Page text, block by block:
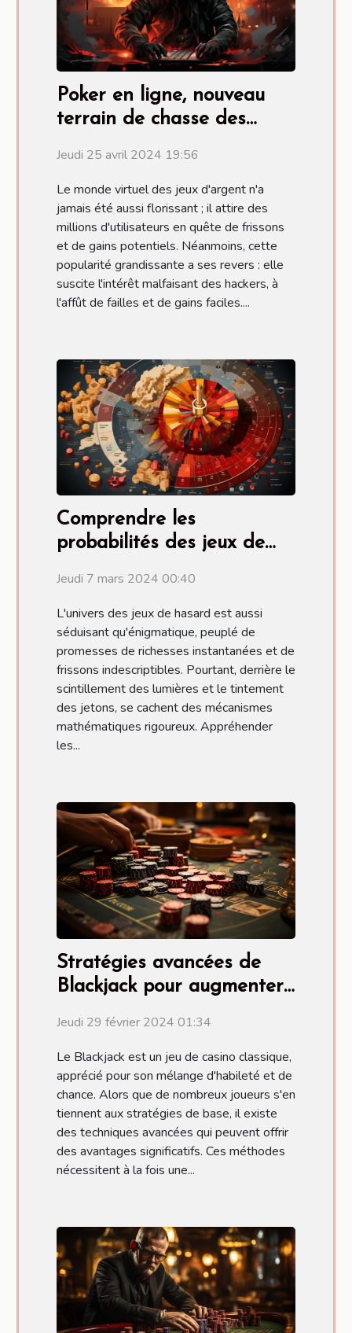
Poker en ligne, nouveau
terrain de chasse des
Jeudi 25 avril 2024 19:56
Le monde virtuel des jeux d'argent n'a
jamais été aussi florissant ; il attire des
millions d'utilisateurs en quête de frissons
et de gains potentiels. Néanmoins, cette
popularité grandissante a ses revers : elle
suscite l'intérêt malfaisant des hackers, à
l'affût de failles et de gains faciles....
Comprendre les
probabilités des jeux de
Jeudi 7 mars 2024 00:40
L'univers des jeux de hasard est aussi
séduisant qu'énigmatique, peuplé de
promesses de richesses instantanées et de
frissons indescriptibles. Pourtant, derrière le
scintillement des lumières et le tintement
des jetons, se cachent des mécanismes
mathématiques rigoureux. Appréhender
les...
Stratégies avancées de
Blackjack pour augmenter
Jeudi 29 février 2024 01:34
Le Blackjack est un jeu de casino classique,
apprécié pour son mélange d'habileté et de
chance. Alors que de nombreux joueurs s'en
tiennent aux stratégies de base, il existe
des techniques avancées qui peuvent offrir
des avantages significatifs. Ces méthodes
nécessitent à la fois une...